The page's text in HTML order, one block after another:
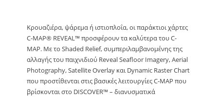
Κρουαζιέρα, ψάρεμα ή ιστιοπλοΐα, οι παράκτιοι χάρτες
C-MAP® REVEAL™ προσφέρουν τα καλύτερα του C-
MAP. Με το Shaded Relief, συμπεριλαμβανομένης της
αλλαγής του παιχνιδιού Reveal Seafloor Imagery, Aerial
Photography, Satellite Overlay και Dynamic Raster Chart
που προστίθενται στις βασικές λειτουργίες C-MAP που
βρίσκονται στο DISCOVER™ – διανυσματικά